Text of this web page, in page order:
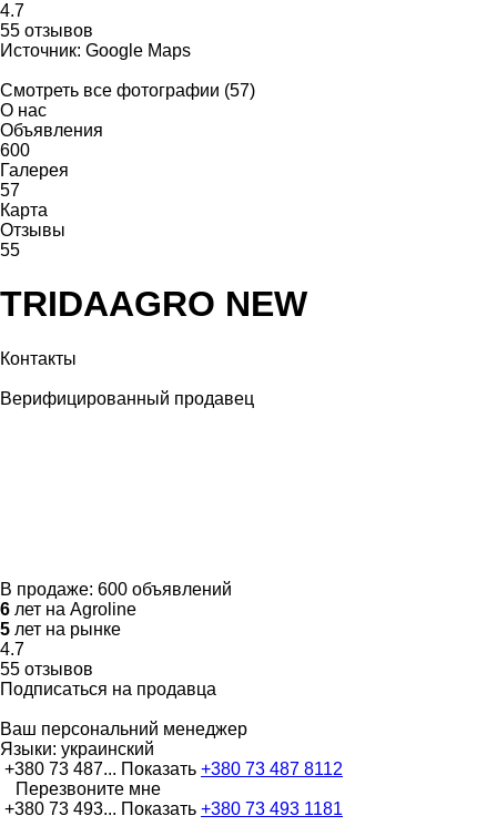
4.7
55 отзывов
Источник: Google Maps
Смотреть все фотографии (57)
О нас
Объявления
600
Галерея
57
Карта
Отзывы
55
TRIDAAGRO NEW
Контакты
Верифицированный продавец
В продаже: 600 объявлений
6 лет на Agroline
5 лет на рынке
4.7
55 отзывов
Подписаться на продавца
Ваш персональний менеджер
Языки: украинский
+380 73 487... Показать +380 73 487 8112
Перезвоните мне
+380 73 493... Показать +380 73 493 1181